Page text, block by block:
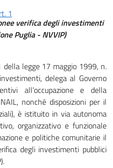
1
verifica degli investimenti
Puglia - NVVIP)
della legge 17 maggio 1999, n.
delega al Governo
all’occupazione e della
nonché disposizioni per il
è istituito in via autonoma
organizzativo e funzionale
e politiche comunitarie il
degli investimenti pubblici